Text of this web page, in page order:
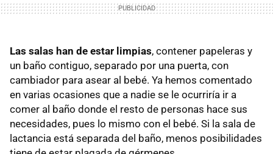
Las salas han de estar limpias, contener papeleras y
un baño contiguo, separado por una puerta, con
cambiador para asear al bebé. Ya hemos comentado
en varias ocasiones que a nadie se le ocurriría ir a
comer al baño donde el resto de personas hace sus
necesidades, pues lo mismo con el bebé. Si la sala de
lactancia está separada del baño, menos posibilidades